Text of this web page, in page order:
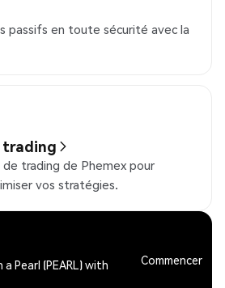
passifs en toute sécurité avec la
trading
trading de Phemex pour
vos stratégies.
Pearl (PEARL) with
Commencer